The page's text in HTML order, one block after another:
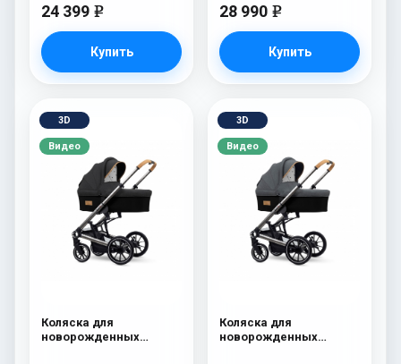
24 399 e
Купить
28 990 e
Купить
3D
Видео
Коляска для
новорожденных
3D
Видео
Коляска для
новорожденных